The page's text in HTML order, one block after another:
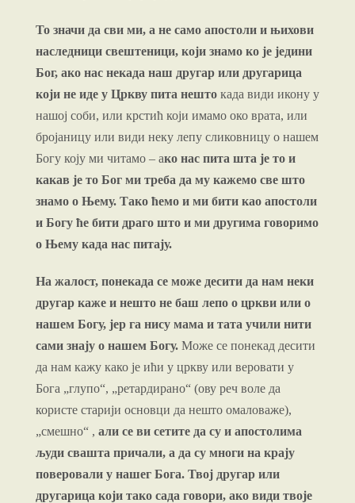
То значи да сви ми, а не само апостоли и њихови
наследници свештеници, који знамо ко је једини
Бог, ако нас некада наш другар или другарица
који не иде у Цркву пита нештокада види икону у
нашој соби, или крстић који имамо око врата, или
бројаницу или види неку лепу сликовницу о нашем
Богу коју ми читамо – ако нас пита шта је то и
какав је то Бог ми треба да му кажемо све што
знамо о Њему. Тако ћемо и ми бити као апостоли
и Богу ће бити драго што и ми другима говоримо
о Њему када нас питају.
На жалост, понекада се може десити да нам неки
другар каже и нешто не баш лепо о цркви или о
нашем Богу, јер га нису мама и тата учили нити
сами знају о нашем Богу.Може се понекад десити
да нам кажу како је ићи у цркву или веровати у
Бога „глупо“, „ретардирано“ (ову реч воле да
користе старији основци да нешто омаловаже),
„смешно“ , али се ви сетите да су и апостолима
људи свашта причали, а да су многи на крају
поверовали у нашег Бога. Твој другар или
другарица који тако сада говори, ако види твоје